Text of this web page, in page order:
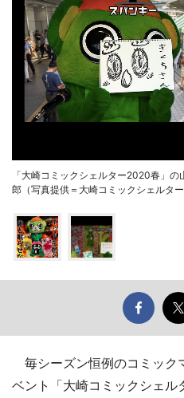
「大崎コミックシェルター2020春」
郎（写真提供＝大崎コミックシェルター
毎シーズン恒例のコミック
ベント「大崎コミックシェ